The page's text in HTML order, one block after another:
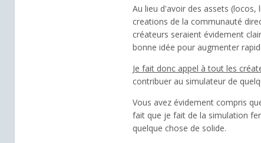
Au lieu d'avoir des assets
creations de la communauté
créateurs seraient évidement
bonne idée pour augmenter
Je fait donc appel à tout les
contribuer au simulateur de
Vous avez évidement compris
fait que je fait de la simulation
quelque chose de solide.